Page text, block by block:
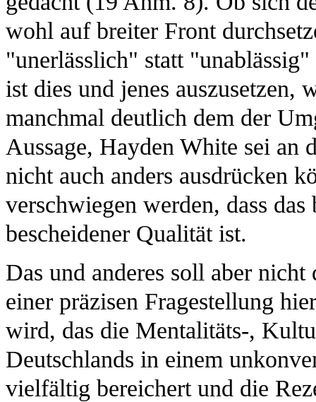
wohl auf breiter Front
"unerlässlich" statt
ist dies und jenes auszusetzen,
manchmal deutlich dem der
Aussage, Hayden White sei an
nicht auch anders ausdrücken
verschwiegen werden, dass
bescheidener Qualität ist.
Das und anderes soll aber
einer präzisen Fragestellung
wird, das die Mentalitäts-,
Deutschlands in einem
vielfältig bereichert und die